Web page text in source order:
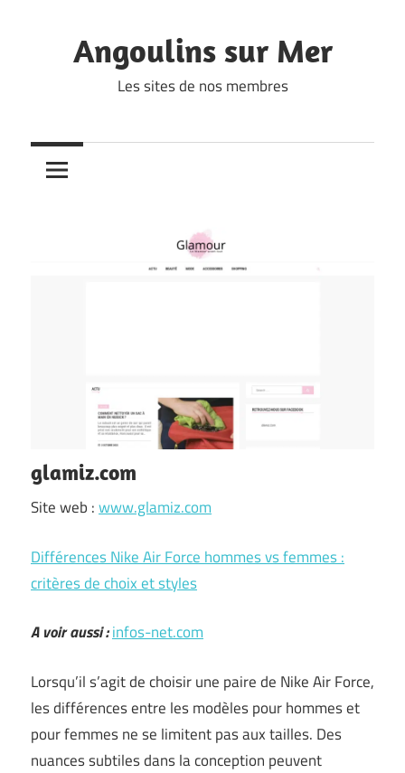
contentAngoulins sur Mer
Les sites de nos membres
glamiz.com
Site web :www.glamiz.com
Différences Nike Air Force hommes vs femmes :
critères de choix et styles
A voir aussi :infos-net.com
Lorsqu’il s’agit de choisir une paire de Nike Air Force,
les différences entre les modèles pour hommes et
pour femmes ne se limitent pas aux tailles. Des
nuances subtiles dans la conception peuvent